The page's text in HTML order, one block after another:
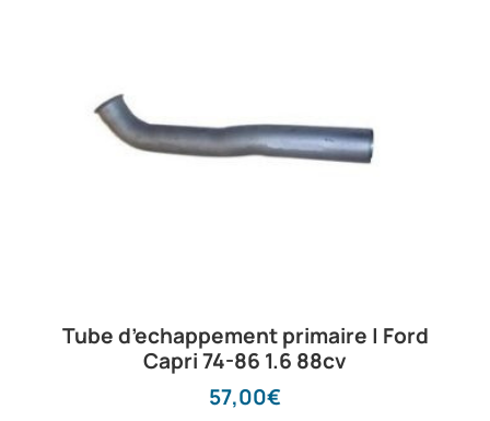
Tube d’echappement primaire | Ford
Capri 74-86 1.6 88cv
57,00€